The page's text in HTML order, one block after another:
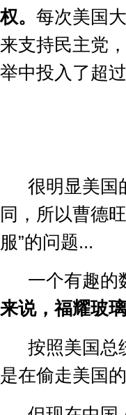
权。 每次美国
来支持民主党
举中投入了超过
很明显美国
同，所以曹德
服”的问题...
一个有趣的
来说，福耀玻
按照美国总
是在偷走美国